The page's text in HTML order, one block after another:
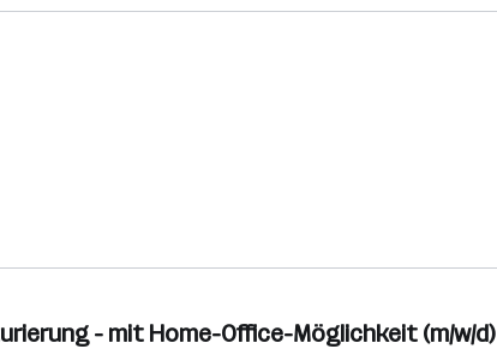
- mit Home-Office-Möglichkeit (m/w/d)